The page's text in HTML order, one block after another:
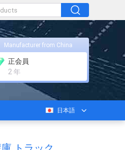
Manufacturer from China
正会員
2 年
日本語